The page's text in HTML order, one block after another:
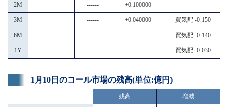
2M ------ +0.100000
3M ------ +0.040000 買気配 -0.150
6M 買気配 -0.140
1Y 買気配 -0.030
1月10日のコール市場の残高(単位:億円)
残高 増減